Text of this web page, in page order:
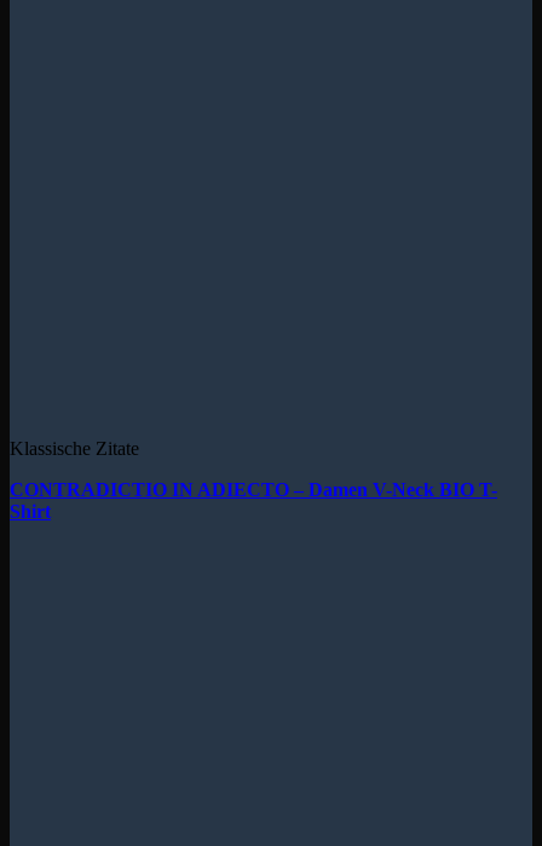
Klassische Zitate
CONTRADICTIO IN ADIECTO – Damen V-Neck BIO T-
Shirt